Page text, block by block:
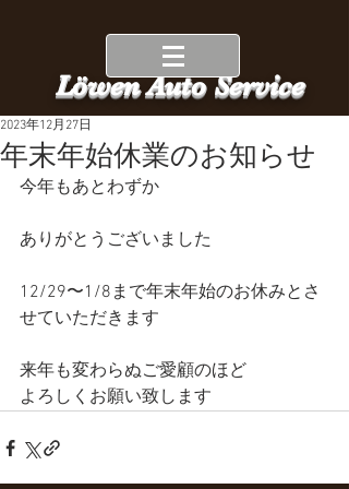
Löwen Auto Service
年末年始休業のお知らせ
2023年12月27日
今年もあとわずか
ありがとうございました
12/29〜1/8まで年末年始のお休みとさ
せていただきます
来年も変わらぬご愛顧のほど
よろしくお願い致します